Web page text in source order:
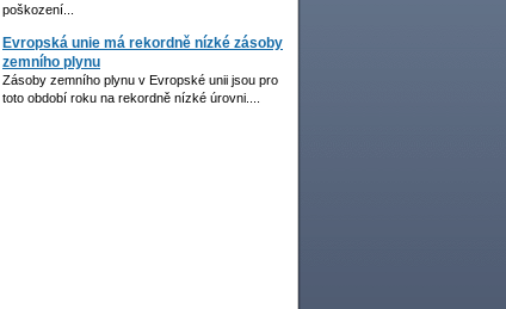
poškození...
Evropská unie má rekordně nízké zásoby
zemního plynu
Zásoby zemního plynu v Evropské unii jsou pro
toto období roku na rekordně nízké úrovni....